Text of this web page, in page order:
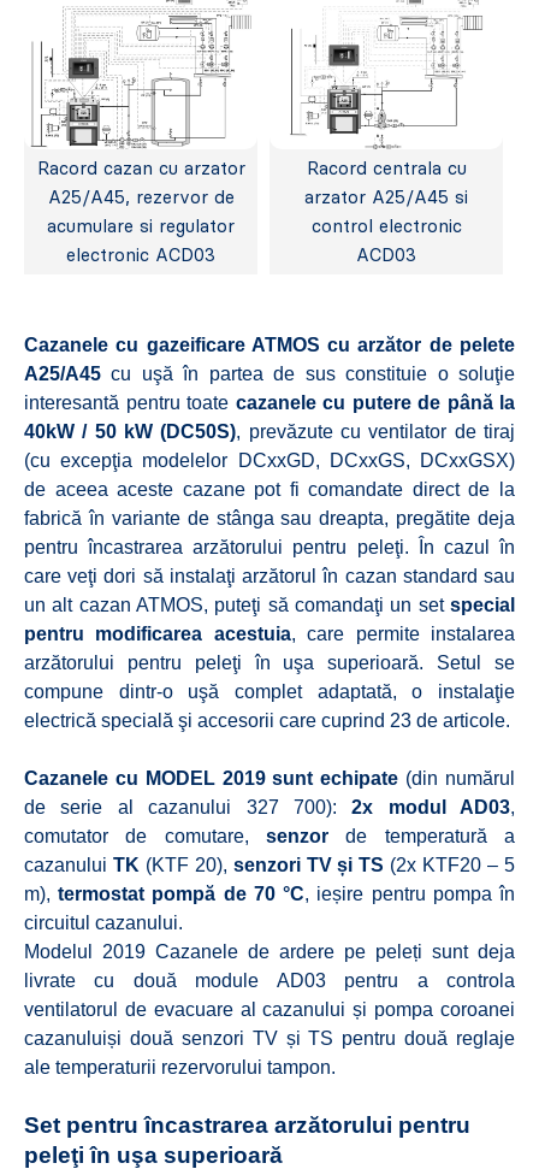
Racord cazan cu arzator
A25/A45, rezervor de
acumulare si regulator
electronic ACD03
Racord centrala cu
arzator A25/A45 si
control electronic
ACD03
Cazanele cu gazeificare ATMOS cu arzător de pelete
A25/A45 cu uşă în partea de sus constituie o soluţie
interesantă pentru toate cazanele cu putere de până la
40kW / 50 kW (DC50S), prevăzute cu ventilator de tiraj
(cu excepţia modelelor DCxxGD, DCxxGS, DCxxGSX)
de aceea aceste cazane pot fi comandate direct de la
fabrică în variante de stânga sau dreapta, pregătite deja
pentru încastrarea arzătorului pentru peleţi. În cazul în
care veţi dori să instalaţi arzătorul în cazan standard sau
un alt cazan ATMOS, puteţi să comandaţi un set special
pentru modificarea acestuia, care permite instalarea
arzătorului pentru peleţi în uşa superioară. Setul se
compune dintr-o uşă complet adaptată, o instalaţie
electrică specială şi accesorii care cuprind 23 de articole.
Cazanele cu MODEL 2019 sunt echipate (din numărul
de serie al cazanului 327 700):2x modul AD03,
comutator de comutare, senzorde temperatură a
cazanului TK (KTF 20), senzori TV și TS (2x KTF20 – 5
m), termostat pompă de 70 °C, ieșire pentru pompa în
circuitul cazanului.
Modelul 2019 Cazanele de ardere pe peleți sunt deja
livrate cu două module AD03 pentru a controla
ventilatorul de evacuare al cazanului și pompa coroanei
cazanuluiși două senzori TV și TS pentru două reglaje
ale temperaturii rezervorului tampon.
Set pentru încastrarea arzătorului pentru
peleţi în uşa superioară